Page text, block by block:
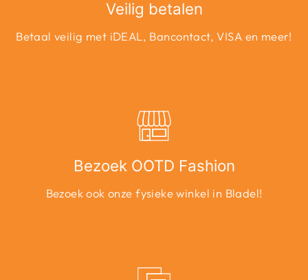
Veilig betalen
Betaal veilig met iDEAL, Bancontact, VISA en meer!
Bezoek OOTD Fashion
Bezoek ook onze fysieke winkel in Bladel!